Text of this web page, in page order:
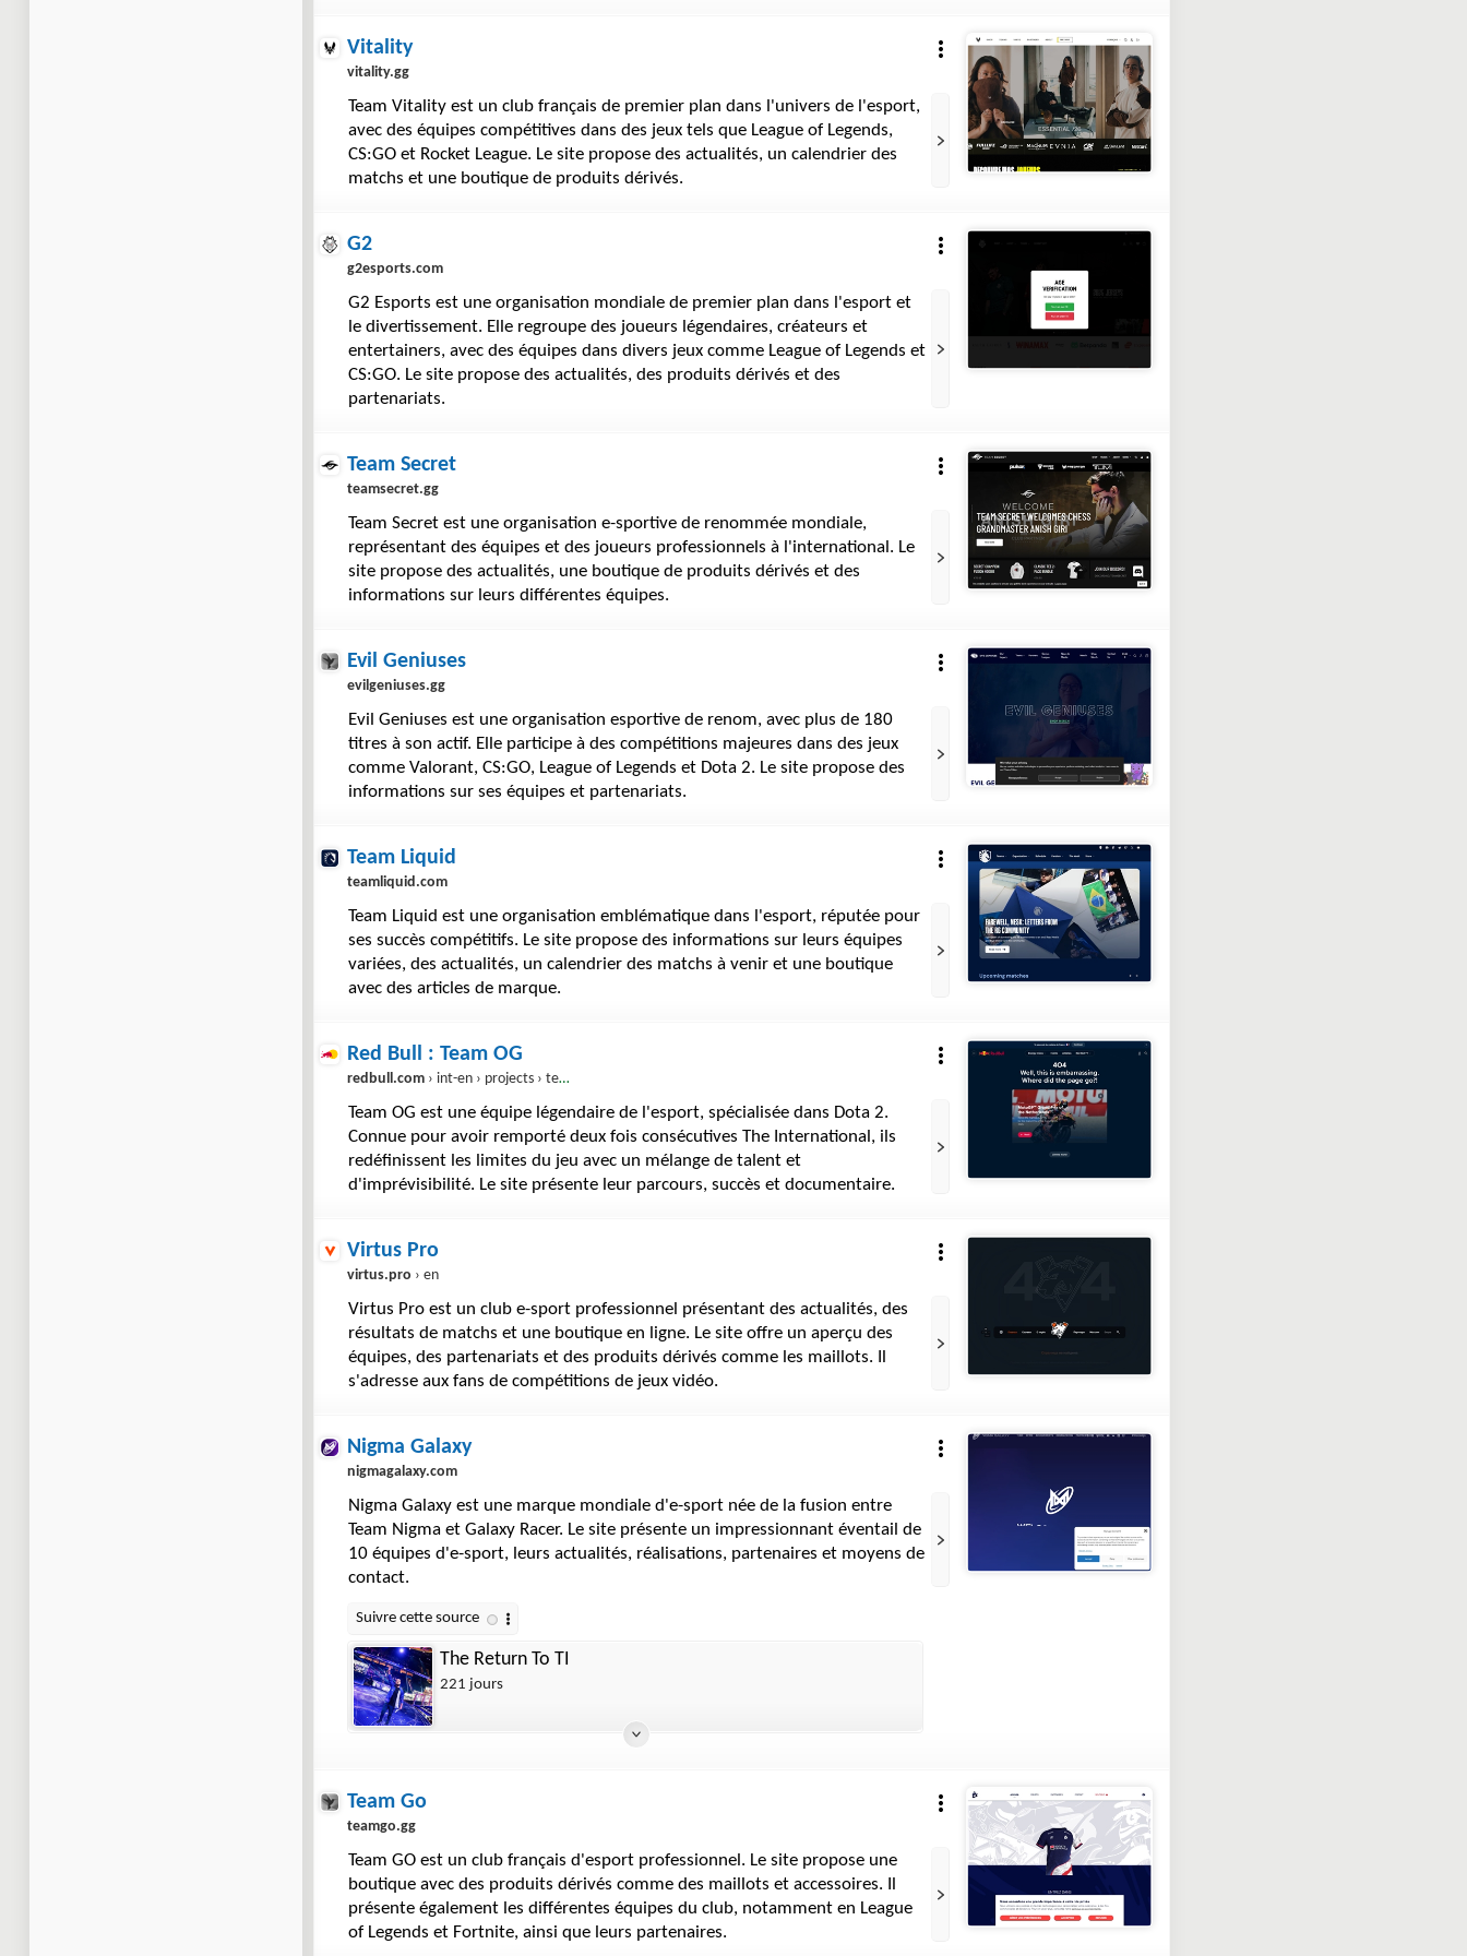
Vitality
vitality.gg
Team Vitality est un club français de premier plan dans l'univers de l'esport,
avec des équipes compétitives dans des jeux tels que League of Legends,
CS:GO et Rocket League. Le site propose des actualités, un calendrier des
matchs et une boutique de produits dérivés.
G2
g2esports.com
G2 Esports est une organisation mondiale de premier plan dans l'esport et
le divertissement. Elle regroupe des joueurs légendaires, créateurs et
entertainers, avec des équipes dans divers jeux comme League of Legends et
CS:GO. Le site propose des actualités, des produits dérivés et des
partenariats.
Team Secret
teamsecret.gg
Team Secret est une organisation e-sportive de renommée mondiale,
représentant des équipes et des joueurs professionnels à l'international. Le
site propose des actualités, une boutique de produits dérivés et des
informations sur leurs différentes équipes.
Evil Geniuses
evilgeniuses.gg
Evil Geniuses est une organisation esportive de renom, avec plus de 180
titres à son actif. Elle participe à des compétitions majeures dans des jeux
comme Valorant, CS:GO, League of Legends et Dota 2. Le site propose des
informations sur ses équipes et partenariats.
Team Liquid
teamliquid.com
Team Liquid est une organisation emblématique dans l'esport, réputée pour
ses succès compétitifs. Le site propose des informations sur leurs équipes
variées, des actualités, un calendrier des matchs à venir et une boutique
avec des articles de marque.
Red Bull : Team OG
redbull.com › int-en › projects › team-og
Team OG est une équipe légendaire de l'esport, spécialisée dans Dota 2.
Connue pour avoir remporté deux fois consécutives The International, ils
redéfinissent les limites du jeu avec un mélange de talent et
d'imprévisibilité. Le site présente leur parcours, succès et documentaire.
Virtus Pro
virtus.pro › en
Virtus Pro est un club e-sport professionnel présentant des actualités, des
résultats de matchs et une boutique en ligne. Le site offre un aperçu des
équipes, des partenariats et des produits dérivés comme les maillots. Il
s'adresse aux fans de compétitions de jeux vidéo.
Nigma Galaxy
nigmagalaxy.com
Nigma Galaxy est une marque mondiale d'e-sport née de la fusion entre
Team Nigma et Galaxy Racer. Le site présente un impressionnant éventail de
10 équipes d'e-sport, leurs actualités, réalisations, partenaires et moyens de
contact.
The Return To TI
221 jours
Team Go
teamgo.gg
Team GO est un club français d'esport professionnel. Le site propose une
boutique avec des produits dérivés comme des maillots et accessoires. Il
présente également les différentes équipes du club, notamment en League
of Legends et Fortnite, ainsi que leurs partenaires.